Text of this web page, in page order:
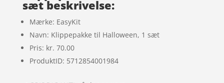
sæt beskrivelse:
Mærke: EasyKit
Navn: Klippepakke til Halloween, 1 sæt
Pris: kr. 70.00
ProduktID: 5712854001984